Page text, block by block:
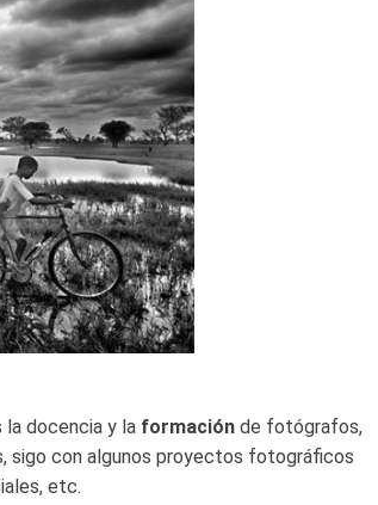
docencia y la formación de fotógrafos,
sigo con algunos proyectos fotográficos
etc.